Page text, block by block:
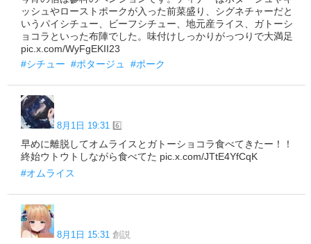
ッシュやローストポークが入った前菜盛り、シグネチャーだと
いうパイシチュー、ビーフシチュー、地元産ライス、ガトーシ
ョコラといった布陣でした。味付けしっかりがっつりで大満足
pic.x.com/WyFgEKII23
#シチュー #ポタージュ #ポーク
8月1日 19:31 6️⃣
早めに離脱してオムライスとガトーショコラ食べてきたー！！
終始ウトウトしながら食べてた pic.x.com/JTtE4YfCqK
#オムライス
8月1日 15:31 創説